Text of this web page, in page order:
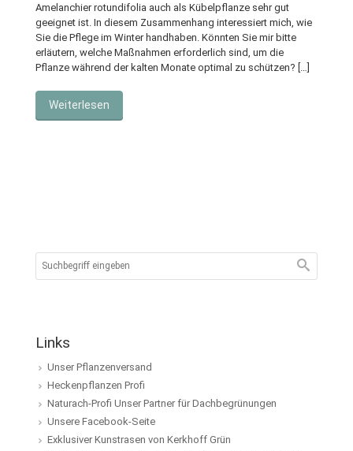
Amelanchier rotundifolia auch als Kübelpflanze sehr gut
geeignet ist. In diesem Zusammenhang interessiert mich, wie
Sie die Pflege im Winter handhaben. Könnten Sie mir bitte
erläutern, welche Maßnahmen erforderlich sind, um die
Pflanze während der kalten Monate optimal zu schützen? […]
Weiterlesen
Links
Unser Pflanzenversand
Heckenpflanzen Profi
Naturach-Profi Unser Partner für Dachbegrünungen
Unsere Facebook-Seite
Exklusiver Kunstrasen von Kerkhoff Grün